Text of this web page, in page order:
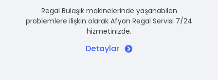
Regal Bulaşık makinelerinde yaşanabilen
problemlere ilişkin olarak Afyon Regal Servisi 7/24
hizmetinizde.
Detaylar